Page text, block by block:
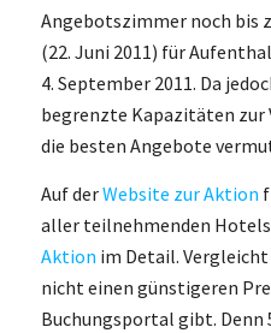
Angebotszimmer noch bis
(22. Juni 2011) für
4. September 2011. Da
begrenzte Kapazitäten zur
die besten Angebote
Auf derWebsite zur Aktion
aller teilnehmenden Hotels
Aktion im Detail. Vergleicht
nicht einen günstigeren
Buchungsportal gibt. Denn